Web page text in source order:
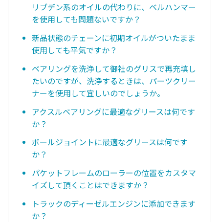
リブデン系のオイルの代わりに、ベルハンマー
を使用しても問題ないですか？
新品状態のチェーンに初期オイルがついたまま
使用しても平気ですか？
ベアリングを洗浄して御社のグリスで再充填し
たいのですが、洗浄するときは、パーツクリー
ナーを使用して宜しいのでしょうか。
アクスルベアリングに最適なグリースは何です
か？
ボールジョイントに最適なグリースは何です
か？
パケットフレームのローラーの位置をカスタマ
イズして頂くことはできますか？
トラックのディーゼルエンジンに添加できます
か？